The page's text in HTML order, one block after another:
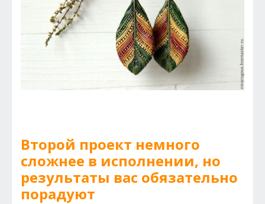
Второй проект немного
сложнее в исполнении, но
результаты вас обязательно
порадуют